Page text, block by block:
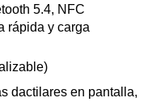
5.4, NFC
rápida y carga
dactilares en pantalla,